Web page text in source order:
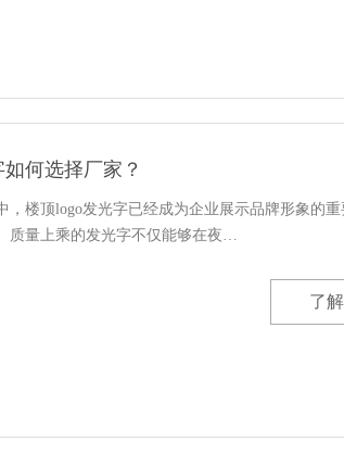
何选择厂家？
，楼顶logo发光字已经成为企业展示品牌形象的重
质量上乘的发光字不仅能够在夜…
了